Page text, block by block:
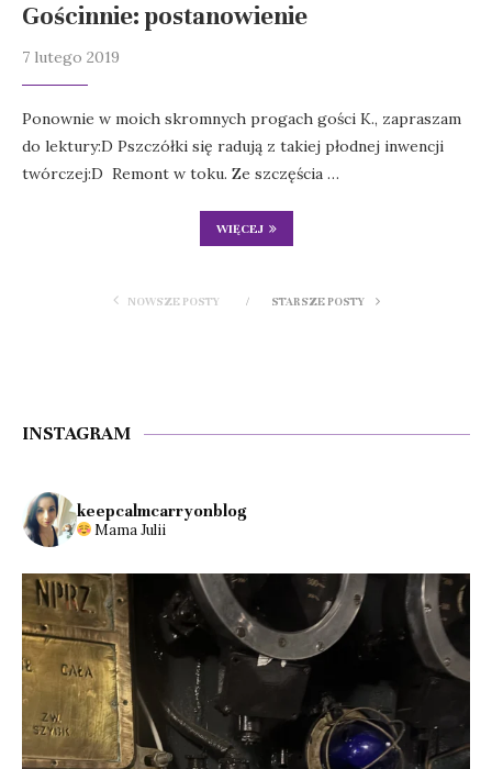
Gościnnie: postanowienie
7 lutego 2019
Ponownie w moich skromnych progach gości K., zapraszam
do lektury:D Pszczółki się radują z takiej płodnej inwencji
twórczej:D Remont w toku. Ze szczęścia …
WIĘCEJ
NOWSZE POSTY STARSZE POSTY
INSTAGRAM
keepcalmcarryonblog
Mama Julii